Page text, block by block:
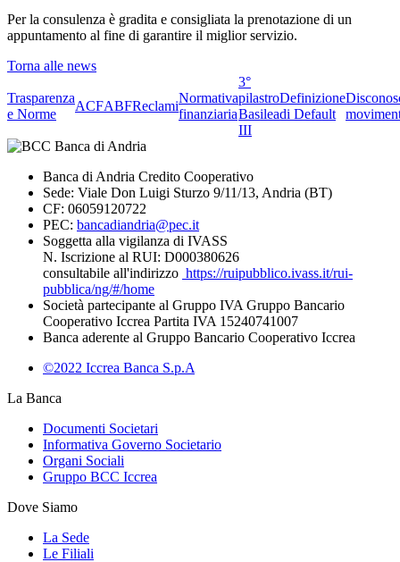
Per la consulenza è gradita e consigliata la prenotazione di un
appuntamento al fine di garantire il miglior servizio.
Torna alle news
Trasparenza
e Norme
ACFABFReclami
Normativa
finanziaria
3°
pilastro
Basilea
III
Definizione
di Default
Banca di Andria Credito Cooperativo
Sede: Viale Don Luigi Sturzo 9/11/13, Andria (BT)
CF: 06059120722
PEC: bancadiandria@pec.it
Soggetta alla vigilanza di IVASS
N. Iscrizione al RUI: D000380626
consultabile all'indirizzo https://ruipubblico.ivass.it/rui-
pubblica/ng/#/home
Società partecipante al Gruppo IVA Gruppo Bancario
Cooperativo Iccrea Partita IVA 15240741007
Banca aderente al Gruppo Bancario Cooperativo Iccrea
©2022 Iccrea Banca S.p.A
La Banca
Documenti Societari
Informativa Governo Societario
Organi Sociali
Gruppo BCC Iccrea
Dove Siamo
La Sede
Le Filiali